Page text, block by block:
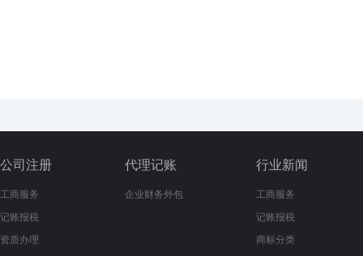
公司注册
工商服务
记账报税
资质办理
代理记账
企业财务外包
行业新闻
工商服务
记账报税
商标分类